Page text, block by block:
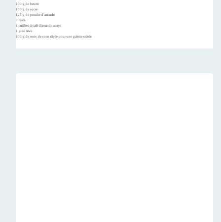
100 g de beurre
100 g de sucre
125 g de poudre d'amande
3 œufs
1 cuillère à café d'amande amère
1 jolie fève
100 g de noix de coco râpée pour une galette créole